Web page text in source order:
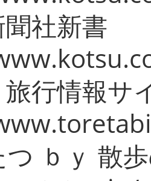
社新書
行情報サ
ｂｙ 散